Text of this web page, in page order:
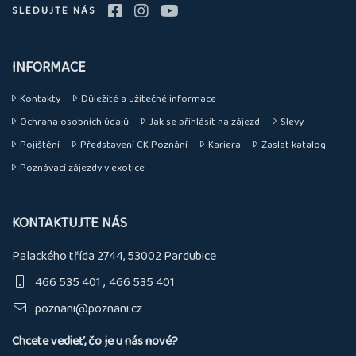
SLEDUJTE NÁS
INFORMACE
Kontakty
Důležité a užitečné informace
Ochrana osobních údajů
Jak se přihlásit na zájezd
Slevy
Pojištění
Představení CK Poznání Kariera
Zaslat katalog
Poznávací zájezdy v exotice
KONTAKTUJTE NÁS
Palackého třída 2744, 53002 Pardubice
466 535 401 466 535 401
poznani@poznani.cz
Chcete vedieť, čo je u nás nové?